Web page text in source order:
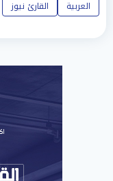
العربية
القارئ نيوز